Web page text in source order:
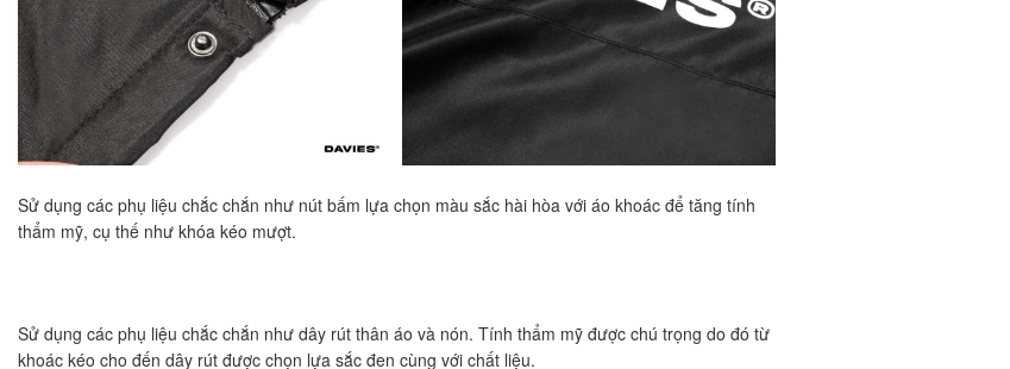
Sử dụng các phụ liệu chắc chắn như nút bấm lựa chọn màu sắc hài hòa với áo khoác để tăng tính
thẩm mỹ, cụ thế như khóa kéo mượt.
Sử dụng các phụ liệu chắc chắn như dây rút thân áo và nón. Tính thẩm mỹ được chú trọng do đó từ
khoác kéo cho đến dây rút được chọn lựa sắc đen cùng với chất liệu.